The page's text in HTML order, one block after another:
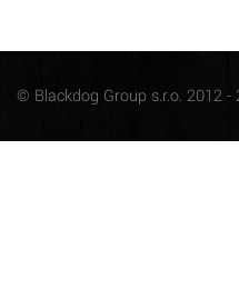
© Blackdog Group s.r.o. 2012 -